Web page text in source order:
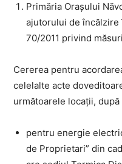
Primăria Orașului
ajutorului de încălzire
70/2011 privind
Cererea pentru
celelalte acte
următoarele locații, după
pentru energie
de Proprietari” din